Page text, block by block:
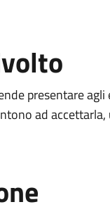
presentare
ad